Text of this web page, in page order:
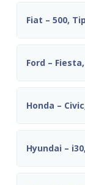
Fiat – 500,
Ford –
Honda –
Hyundai –